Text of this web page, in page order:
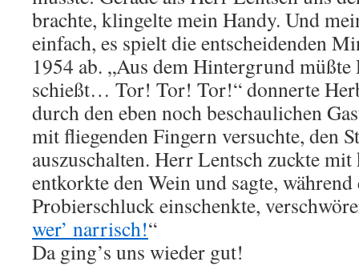
brachte, klingelte mein Handy. Und
einfach, es spielt die entscheidenden
1954 ab. „Aus dem Hintergrund
schießt… Tor! Tor! Tor!“ donnerte
durch den eben noch beschaulichen
mit fliegenden Fingern versuchte, den
auszuschalten. Herr Lentsch zuckte
entkorkte den Wein und sagte,
Probierschluck einschenkte,
wer’ narrisch!“
Da ging’s uns wieder gut!